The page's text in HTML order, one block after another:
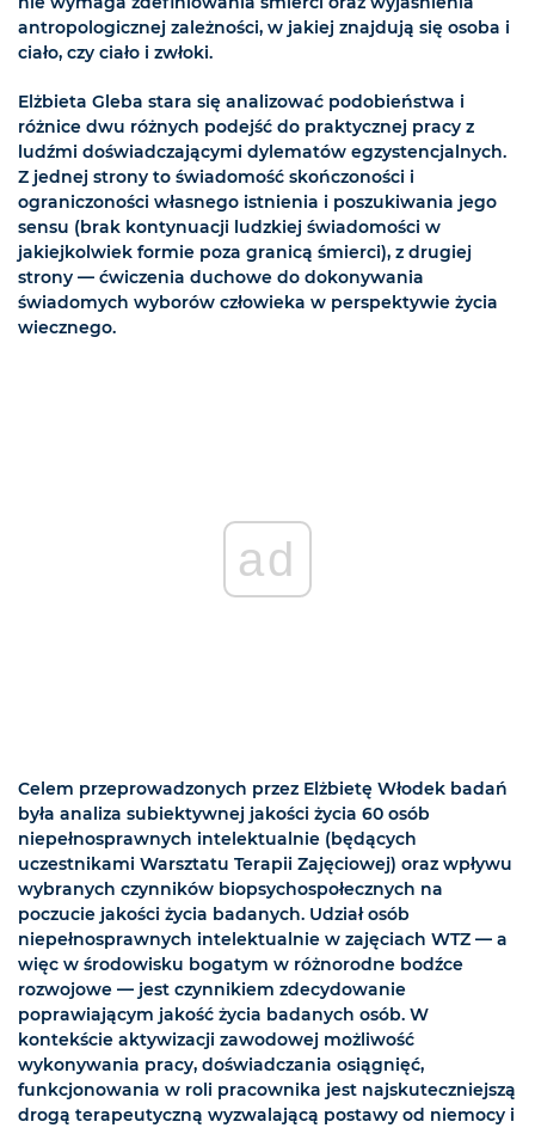
antropologicznej zależności, w jakiej znajdują się osoba i
ciało, czy ciało i zwłoki.
Elżbieta Gleba stara się analizować podobieństwa i
różnice dwu różnych podejść do praktycznej pracy z
ludźmi doświadczającymi dylematów egzystencjalnych.
Z jednej strony to świadomość skończoności i
ograniczoności własnego istnienia i poszukiwania jego
sensu (brak kontynuacji ludzkiej świadomości w
jakiejkolwiek formie poza granicą śmierci), z drugiej
strony — ćwiczenia duchowe do dokonywania
świadomych wyborów człowieka w perspektywie życia
wiecznego.
ad
Celem przeprowadzonych przez Elżbietę Włodek badań
była analiza subiektywnej jakości życia 60 osób
niepełnosprawnych intelektualnie (będących
uczestnikami Warsztatu Terapii Zajęciowej) oraz wpływu
wybranych czynników biopsychospołecznych na
poczucie jakości życia badanych. Udział osób
niepełnosprawnych intelektualnie w zajęciach WTZ — a
więc w środowisku bogatym w różnorodne bodźce
rozwojowe — jest czynnikiem zdecydowanie
poprawiającym jakość życia badanych osób. W
kontekście aktywizacji zawodowej możliwość
wykonywania pracy, doświadczania osiągnięć,
funkcjonowania w roli pracownika jest najskuteczniejszą
drogą terapeutyczną wyzwalającą postawy od niemocy i